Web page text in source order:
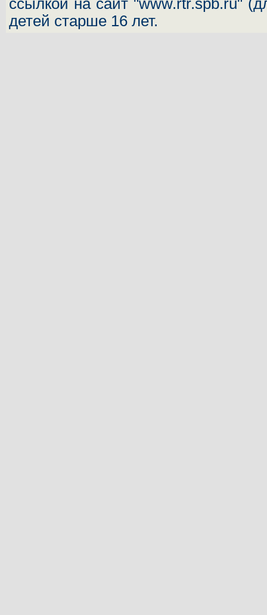
ссылкой на сайт "www.rtr.spb.ru"
детей старше 16 лет.